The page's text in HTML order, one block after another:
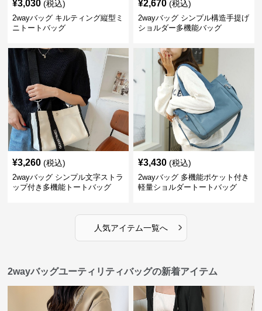
¥3,030 (税込)
2wayバッグ キルティング縦型ミ
ニトートバッグ
¥2,670 (税込)
2wayバッグ シンプル構造手提げ
ショルダー多機能バッグ
¥3,260 (税込)
2wayバッグ シンプル文字ストラ
ップ付き多機能トートバッグ
¥3,430 (税込)
2wayバッグ 多機能ポケット付き
軽量ショルダートートバッグ
人気アイテム一覧へ ›
2wayバッグユーティリティバッグの新着アイテム